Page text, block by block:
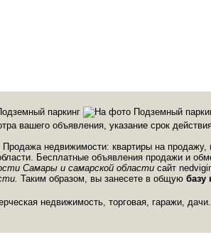
вашего объявления, указание срок
недвижимости: квартиры на
Бесплатные объявления продажи и
Самары и самарской областисайт
Таким образом, вы занесете в общую базу
недвижимость, торговая, гаражи,